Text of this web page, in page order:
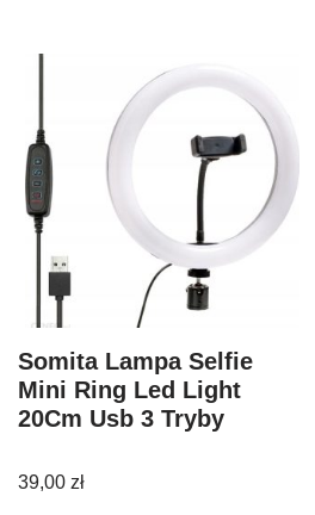
Somita Lampa Selfie
Mini Ring Led Light
20Cm Usb 3 Tryby
39,00zł